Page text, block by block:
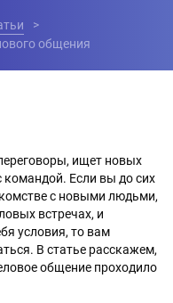
общения
ищет новых
командой. Если вы до сих
с новыми людьми,
встречах, и
условия, то вам
В статье расскажем,
общение проходило